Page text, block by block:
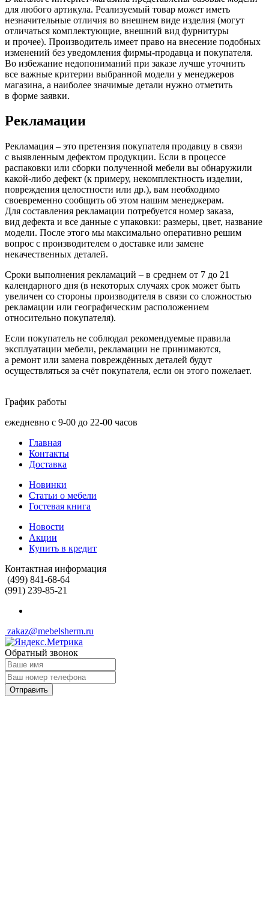
для любого артикула. Реализуемый товар может иметь
незначительные отличия во внешнем виде изделия (могут
отличаться комплектующие, внешний вид фурнитуры
и прочее). Производитель имеет право на внесение подобных
изменений без уведомления фирмы-продавца и покупателя.
Во избежание недопониманий при заказе лучше уточнить
все важные критерии выбранной модели у менеджеров
магазина, а наиболее значимые детали нужно отметить
в форме заявки.
Рекламации
Рекламация – это претензия покупателя продавцу в связи
с выявленным дефектом продукции. Если в процессе
распаковки или сборки полученной мебели вы обнаружили
какой-либо дефект (к примеру, некомплектность изделии,
повреждения целостности или др.), вам необходимо
своевременно сообщить об этом нашим менеджерам.
Для составления рекламации потребуется номер заказа,
вид дефекта и все данные с упаковки: размеры, цвет, название
модели. После этого мы максимально оперативно решим
вопрос с производителем о доставке или замене
некачественных деталей.
Сроки выполнения рекламаций – в среднем от 7 до 21
календарного дня (в некоторых случаях срок может быть
увеличен со стороны производителя в связи со сложностью
рекламации или географическим расположением
относительно покупателя).
Если покупатель не соблюдал рекомендуемые правила
эксплуатации мебели, рекламации не принимаются,
а ремонт или замена повреждённых деталей будут
осуществляться за счёт покупателя, если он этого пожелает.
График работы
ежедневно с 9-00 до 22-00 часов
Главная
Контакты
Доставка
Новинки
Статьи о мебели
Гостевая книга
Новости
Акции
Купить в кредит
Контактная информация
(499) 841-68-64
(991) 239-85-21
zakaz@mebelsherm.ru
Обратный звонок
Отправить